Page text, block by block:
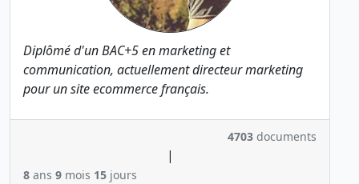
Diplômé d'un BAC+5 en marketing et
communication, actuellement directeur marketing
pour un site ecommerce français.
4703 documents
|
8 ans 9 mois 15 jours